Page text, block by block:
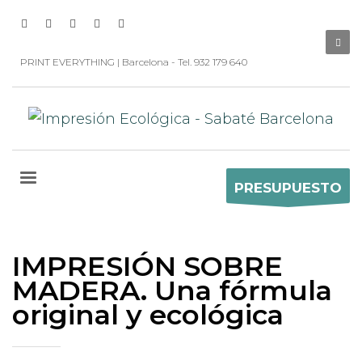
PRINT EVERYTHING | Barcelona - Tel. 932 179 640
PRESUPUESTO
IMPRESIÓN SOBRE
MADERA. Una fórmula
original y ecológica